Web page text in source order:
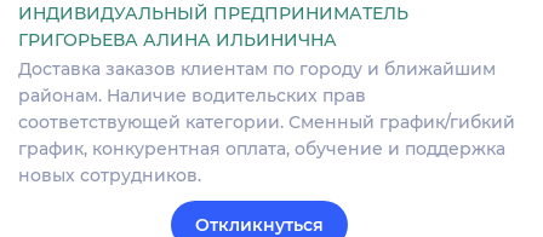
ИНДИВИДУАЛЬНЫЙ ПРЕДПРИНИМАТЕЛЬ
ГРИГОРЬЕВА АЛИНА ИЛЬИНИЧНА
Доставка заказов клиентам по городу и ближайшим
районам. Наличие водительских прав
соответствующей категории. Сменный график/гибкий
график, конкурентная оплата, обучение и поддержка
новых сотрудников.
Откликнуться